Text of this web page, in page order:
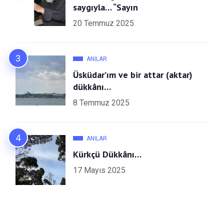
saygıyla… “Sayın
20 Temmuz 2025
ANILAR
Üsküdar’ım ve bir attar (aktar)
dükkânı…
8 Temmuz 2025
ANILAR
Kürkçü Dükkânı…
17 Mayıs 2025